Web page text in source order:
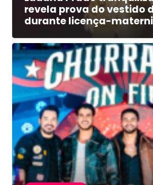
revela prova do vestido
durante licença-